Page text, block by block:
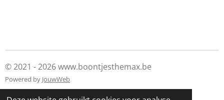
© 2021 - 2026 www.boontjesthemax.be
Powered by JouwWeb